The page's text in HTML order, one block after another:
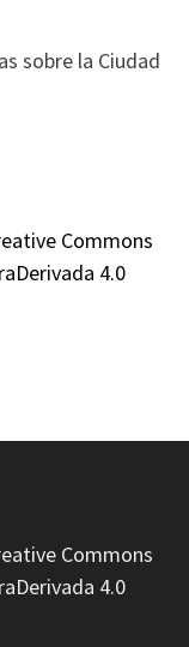
sobre la Ciudad
Commons
4.0
Commons
4.0